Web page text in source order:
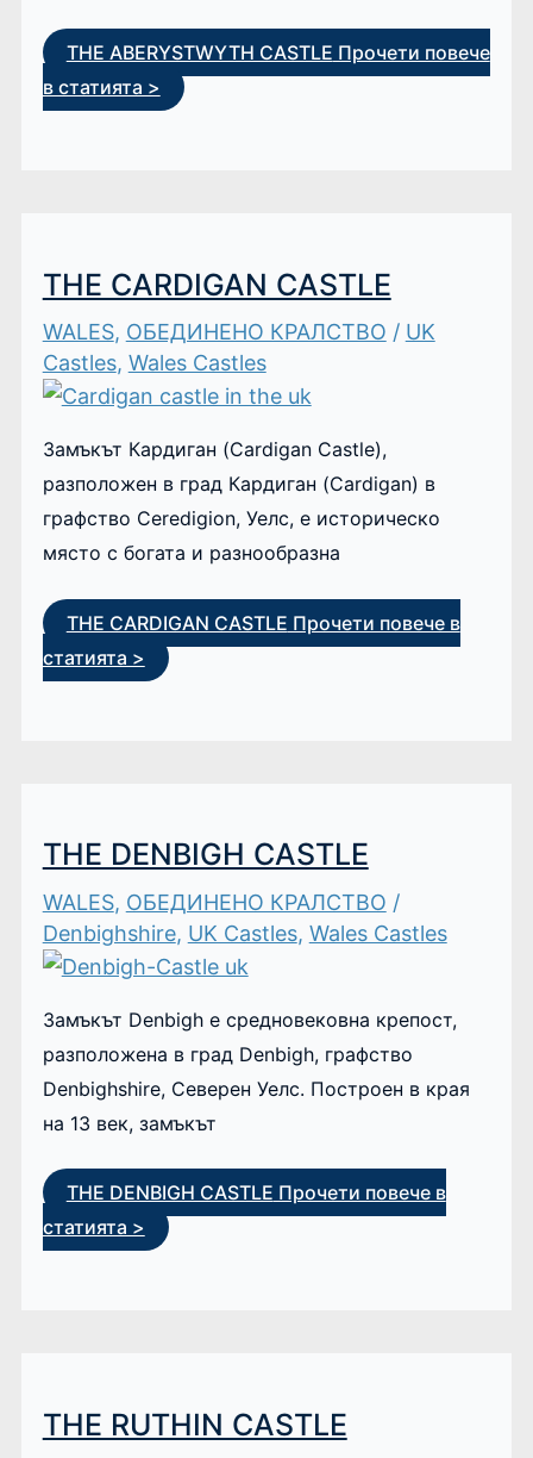
THE ABERYSTWYTH CASTLE Прочети повече
в статията >
THE CARDIGAN CASTLE
WALES, ОБЕДИНЕНО КРАЛСТВО / UK
Castles, Wales Castles
Замъкът Кардиган (Cardigan Castle),
разположен в град Кардиган (Cardigan) в
графство Ceredigion, Уелс, е историческо
място с богата и разнообразна
THE CARDIGAN CASTLE Прочети повече в
статията >
THE DENBIGH CASTLE
WALES, ОБЕДИНЕНО КРАЛСТВО /
Denbighshire, UK Castles, Wales Castles
Замъкът Denbigh е средновековна крепост,
разположена в град Denbigh, графство
Denbighshire, Северен Уелс. Построен в края
на 13 век, замъкът
THE DENBIGH CASTLE Прочети повече в
статията >
THE RUTHIN CASTLE